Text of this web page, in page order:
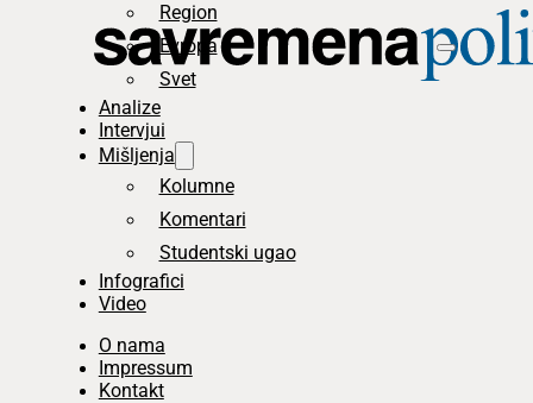
Region
Evropa
Svet
Analize
Intervjui
Mišljenja
Kolumne
Komentari
Studentski ugao
Infografici
Video
O nama
Impressum
Kontakt